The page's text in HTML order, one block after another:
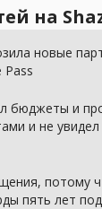
на
новые
Pass
бюджеты и
и не
потому
пять лет